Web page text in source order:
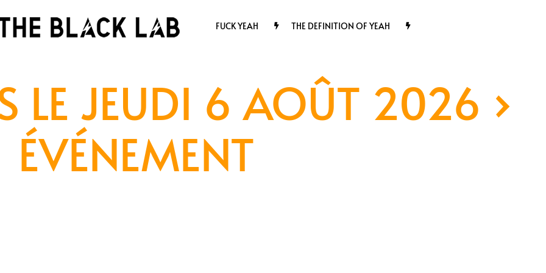
FUCK YEAH THE DEFINITION OF YEAH
LE JEUDI 6 AOÛT 2026 ›
ÉVÉNEMENT